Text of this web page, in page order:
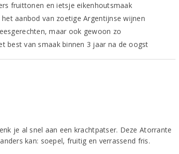
fruittonen en ietsje eikenhoutsmaak
aanbod van zoetige Argentijnse wijnen
maar ook gewoon zo
best van smaak binnen 3 jaar na de oogst
je al snel aan een krachtpatser. Deze Atorrante
kan: soepel, fruitig en verrassend fris.